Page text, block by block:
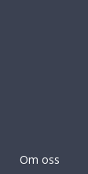
Om oss